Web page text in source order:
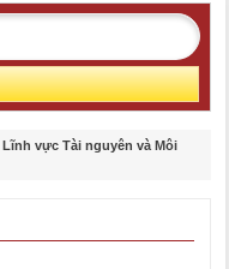
Lĩnh vực Tài nguyên và Môi